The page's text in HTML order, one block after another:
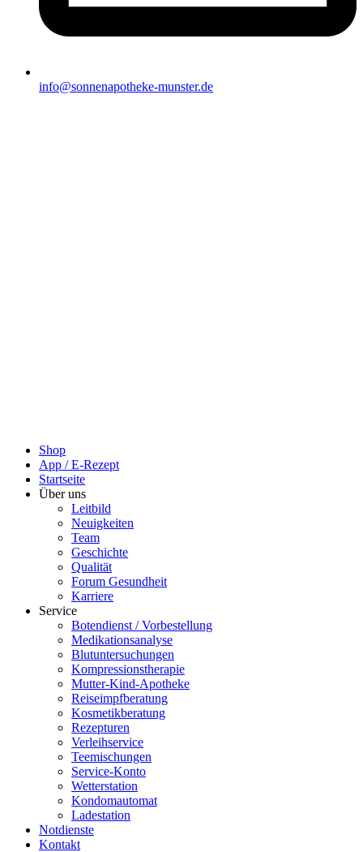
info@sonnenapotheke-munster.de
Shop
App / E-Rezept
Startseite
Über uns
Leitbild
Neuigkeiten
Team
Geschichte
Qualität
Forum Gesundheit
Karriere
Service
Botendienst / Vorbestellung
Medikationsanalyse
Blutuntersuchungen
Kompressionstherapie
Mutter-Kind-Apotheke
Reiseimpfberatung
Kosmetikberatung
Rezepturen
Verleihservice
Teemischungen
Service-Konto
Wetterstation
Kondomautomat
Ladestation
Notdienste
Kontakt